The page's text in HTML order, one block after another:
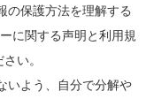
保護方法を理解する
に関する声明と利用規
い。
よう、自分で分解や